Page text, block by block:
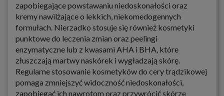
zapobiegające powstawaniu niedoskonałości oraz
kremy nawilżające o lekkich, niekomedogennych
formułach. Nierzadko stosuje się również kosmetyki
punktowe do leczenia zmian oraz peelingi
enzymatyczne lub z kwasami AHA i BHA, które
złuszczają martwy naskórek i wygładzają skórę.
Regularne stosowanie kosmetyków do cery trądzikowej
pomaga zmniejszyć widoczność niedoskonałości,
zapobiegać ich nawrotom oraz przywrócić skórze